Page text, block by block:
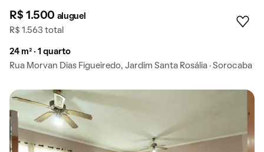
R$ 1.500 aluguel
R$ 1.563 total
24 m² · 1 quarto
Rua Morvan Dias Figueiredo, Jardim Santa Rosália · Sorocaba